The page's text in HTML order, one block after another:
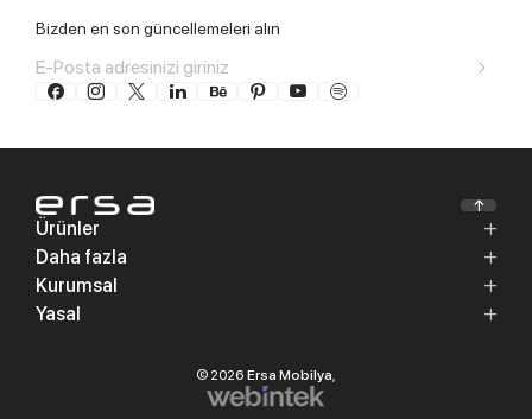
Bizden en son güncellemeleri alın
Ürünler
Daha fazla
Kurumsal
Yasal
© 2026 Ersa Mobilya,